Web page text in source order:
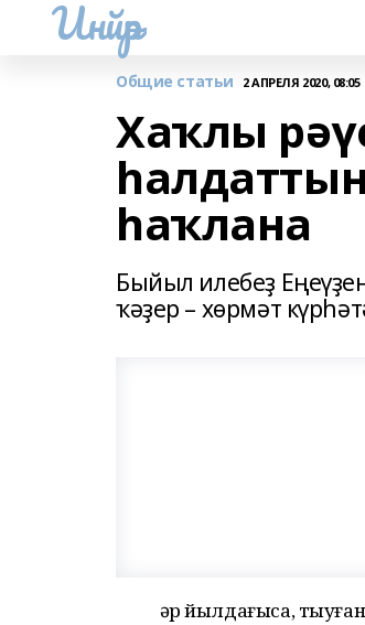
Инйәр
Общие статьи 2 АПРЕЛЯ 2020, 08:05
Хаҡлы
һаҡлана
Быйыл илебеҙ
ҡәҙер – хөрмәт
Һәр йылдағыса,